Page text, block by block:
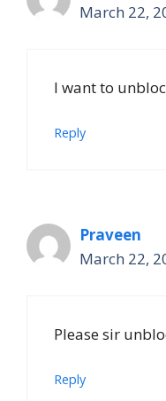
March 22,
I want to
Reply
Praveen
March 22,
Please sir
Reply